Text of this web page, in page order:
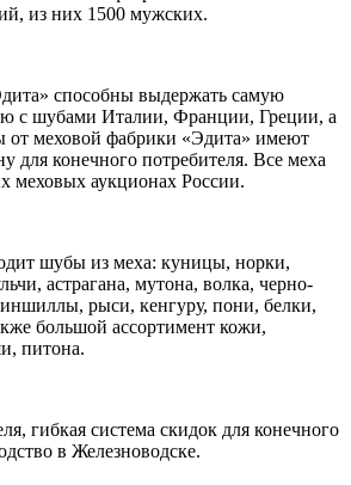
из них 1500 мужских.
способны выдержать самую
с шубами Италии, Франции, Греции, а
от меховой фабрики «Эдита» имеют
для конечного потребителя. Все меха
меховых аукционах России.
шубы из меха: куницы, норки,
астрагана, мутона, волка, черно-
рыси, кенгуру, пони, белки,
большой ассортимент кожи,
питона.
гибкая система скидок для конечного
в Железноводске.